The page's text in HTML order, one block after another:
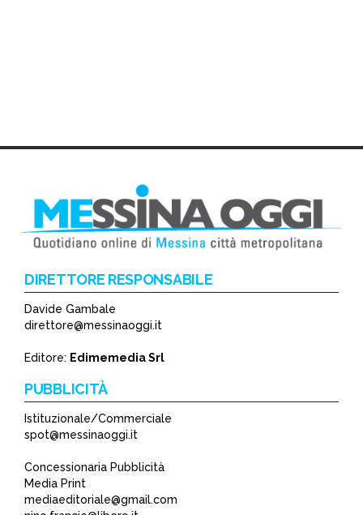
DIRETTORE RESPONSABILE
Davide Gambale
direttore@messinaoggi.it
Editore: Edimemedia Srl
PUBBLICITÀ
Istituzionale/Commerciale
spot@messinaoggi.it
Concessionaria Pubblicità
Media Print
mediaeditoriale@gmail.com